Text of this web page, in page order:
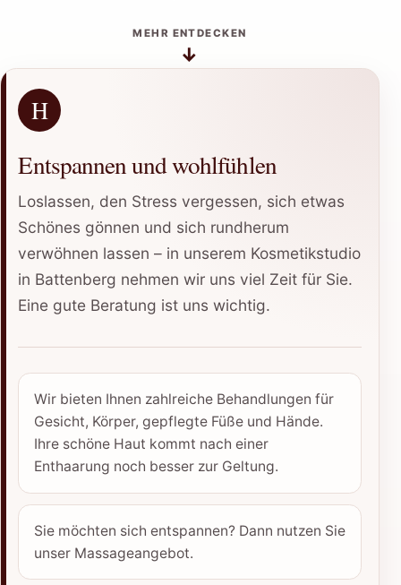
MEHR ENTDECKEN
↓
H
Entspannen und wohlfühlen
Loslassen, den Stress vergessen, sich etwas
Schönes gönnen und sich rundherum
verwöhnen lassen – in unserem Kosmetikstudio
in Battenberg nehmen wir uns viel Zeit für Sie.
Eine gute Beratung ist uns wichtig.
Wir bieten Ihnen zahlreiche Behandlungen für
Gesicht, Körper, gepflegte Füße und Hände.
Ihre schöne Haut kommt nach einer
Enthaarung noch besser zur Geltung.
Sie möchten sich entspannen? Dann nutzen Sie
unser Massageangebot.